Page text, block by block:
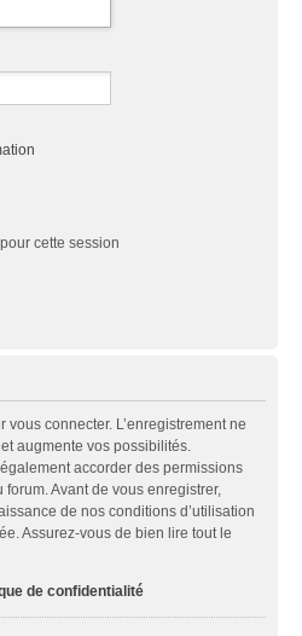
cette session
connecter. L’enregistrement ne
augmente vos possibilités.
accorder des permissions
Avant de vous enregistrer,
de nos conditions d’utilisation
Assurez-vous de bien lire tout le
de confidentialité